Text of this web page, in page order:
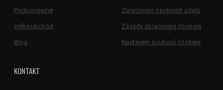
Podporujeme Zpracování osobních údajů
Velkoobchod Zásady zpracování cookies
Blog Nastavení souborů cookies
KONTAKT